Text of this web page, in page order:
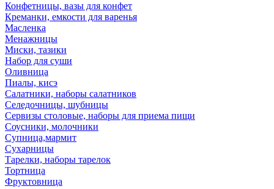
Конфетницы, вазы для конфет
Креманки, емкости для варенья
Масленка
Менажницы
Миски, тазики
Набор для суши
Оливница
Пиалы, кисэ
Салатники, наборы салатников
Селедочницы, шубницы
Сервизы столовые, наборы для приема пищи
Соусники, молочники
Супница,мармит
Сухарницы
Тарелки, наборы тарелок
Тортница
Фруктовница